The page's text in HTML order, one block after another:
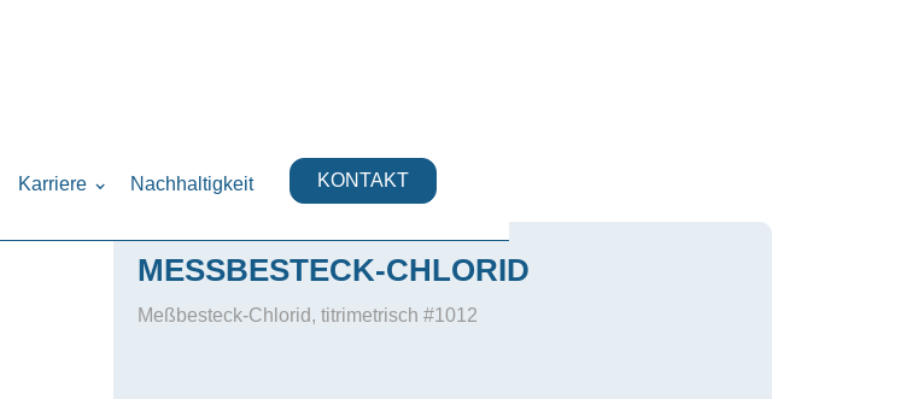
Karriere Nachhaltigkeit KONTAKT
MESSBESTECK-CHLORID
Meßbesteck-Chlorid, titrimetrisch #1012